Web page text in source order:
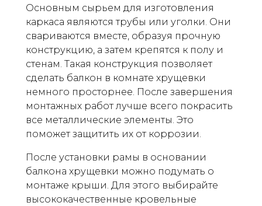
Основным сырьем для изготовления
каркаса являются трубы или уголки. Они
свариваются вместе, образуя прочную
конструкцию, а затем крепятся к полу и
стенам. Такая конструкция позволяет
сделать балкон в комнате хрущевки
немного просторнее. После завершения
монтажных работ лучше всего покрасить
все металлические элементы. Это
поможет защитить их от коррозии.
После установки рамы в основании
балкона хрущевки можно подумать о
монтаже крыши. Для этого выбирайте
высококачественные кровельные